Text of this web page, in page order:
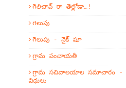
గెలిచావ్ రా తెల్లోడా…!
గెలుపు
గెలుపు - నైక్ షూ
గ్రామ పంచాయతీ
గ్రామ సచివాలయాల సమాచారం -
విధులు